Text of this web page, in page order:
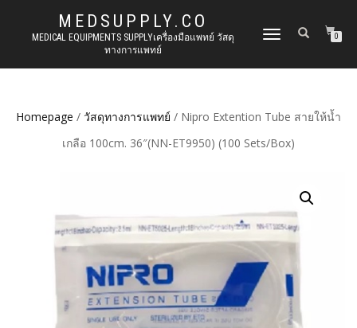
MEDSUPPLY.CO
MEDICAL EQUIPMENTS SUPPLYเครื่องมือแพทย์ วัสดุ
ทางการแพทย์
TOGGLE
0
Homepage / วัสดุทางการแพทย์ / Nipro Extention Tube สายให้น้ำ
เกลือ 100cm. 36″(NN-ET9950) (100 Sets/Box)